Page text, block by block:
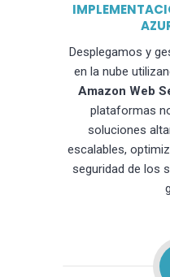
Desplegamos y
en la nube
Amazon Web
plataformas
soluciones
escalables,
seguridad de los